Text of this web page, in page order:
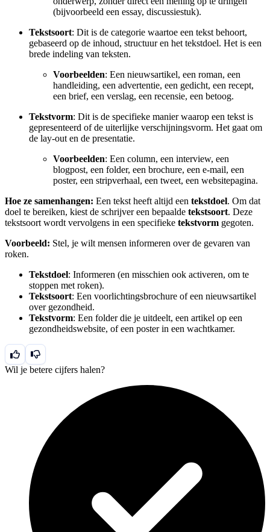
(bijvoorbeeld een essay, discussiestuk).
Tekstsoort: Dit is de categorie waartoe een tekst behoort,
gebaseerd op de inhoud, structuur en het tekstdoel. Het is een
brede indeling van teksten.
Voorbeelden: Een nieuwsartikel, een roman, een
handleiding, een advertentie, een gedicht, een recept,
een brief, een verslag, een recensie, een betoog.
Tekstvorm: Dit is de specifieke manier waarop een tekst is
gepresenteerd of de uiterlijke verschijningsvorm. Het gaat om
de lay-out en de presentatie.
Voorbeelden: Een column, een interview, een
blogpost, een folder, een brochure, een e-mail, een
poster, een stripverhaal, een tweet, een websitepagina.
Hoe ze samenhangen: Een tekst heeft altijd een tekstdoel. Om dat
doel te bereiken, kiest de schrijver een bepaalde tekstsoort. Deze
tekstsoort wordt vervolgens in een specifieke tekstvorm gegoten.
Voorbeeld: Stel, je wilt mensen informeren over de gevaren van
roken.
Tekstdoel: Informeren (en misschien ook activeren, om te
stoppen met roken).
Tekstsoort: Een voorlichtingsbrochure of een nieuwsartikel
over gezondheid.
Tekstvorm: Een folder die je uitdeelt, een artikel op een
gezondheidswebsite, of een poster in een wachtkamer.
Wil je betere cijfers halen?